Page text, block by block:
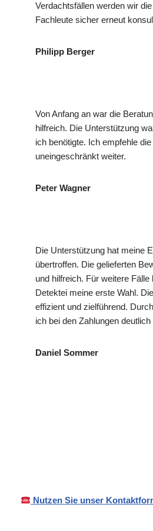
Verdachtsfällen werden wir
Fachleute sicher erneut
Philipp Berger
Von Anfang an war die
hilfreich. Die Unterstützung
ich benötigte. Ich empfehle
uneingeschränkt weiter.
Peter Wagner
Die Unterstützung hat meine
übertroffen. Die gelieferten
und hilfreich. Für weitere Fälle
Detektei meine erste Wahl.
effizient und zielführend.
ich bei den Zahlungen deutlich
Daniel Sommer
Nutzen Sie unser